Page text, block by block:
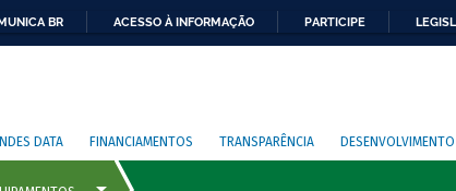
BR ACESSO À INFORMAÇÃO PARTICIPE
DATA FINANCIAMENTOS TRANSPARÊNCIA